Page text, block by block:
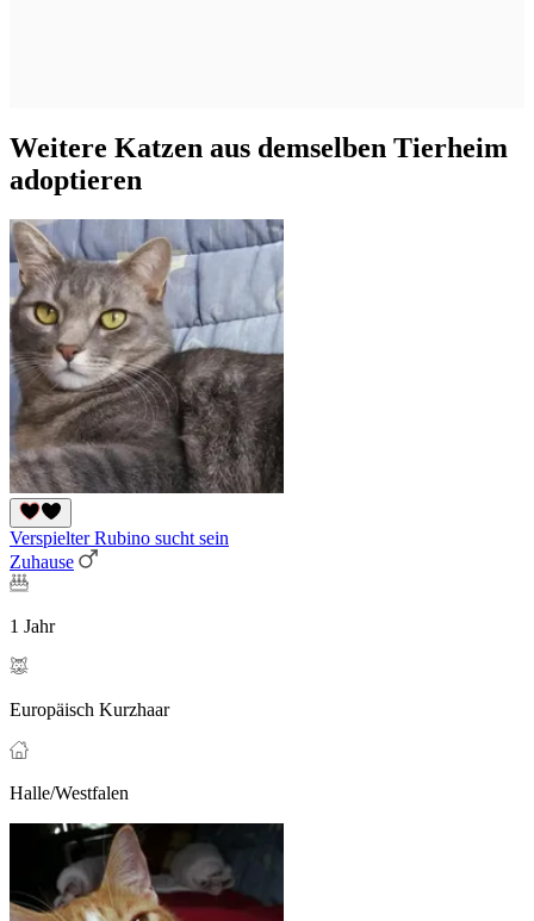
Weitere Katzen aus demselben Tierheim
adoptieren
Verspielter Rubino sucht sein
Zuhause
1 Jahr
Europäisch Kurzhaar
Halle/Westfalen